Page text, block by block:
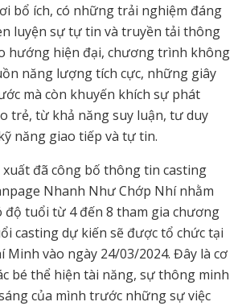
bổ ích, có những trải nghiệm đáng
luyện sự tự tin và truyền tải thông
hướng hiện đại, chương trình không
năng lượng tích cực, những giây
mà còn khuyến khích sự phát
trẻ, từ khả năng suy luận, tư duy
năng giao tiếp và tự tin.
đã công bố thông tin casting
Nhanh Như Chớp Nhí nhằm
độ tuổi từ 4 đến 8 tham gia chương
casting dự kiến sẽ được tổ chức tại
Minh vào ngày 24/03/2024. Đây là cơ
bé thể hiện tài năng, sự thông minh
của mình trước những sự việc